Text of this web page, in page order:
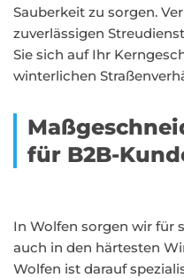
Sauberkeit zu sorgen.
zuverlässigen
Sie sich auf Ihr
winterlichen
für B2B-
In Wolfen sorgen wir für
auch in den härtesten
Wolfen ist darauf